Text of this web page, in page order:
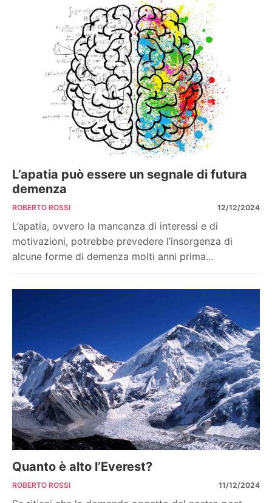
L’apatia può essere un segnale di futura
demenza
ROBERTO ROSSI 12/12/2024
L’apatia, ovvero la mancanza di interessi e di
motivazioni, potrebbe prevedere l’insorgenza di
alcune forme di demenza molti anni prima...
Quanto è alto l’Everest?
ROBERTO ROSSI 11/12/2024